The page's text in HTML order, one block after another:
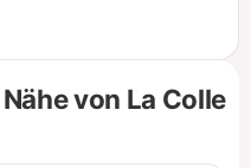
der Region, die Ebene
und der Encrême.
von La Colle